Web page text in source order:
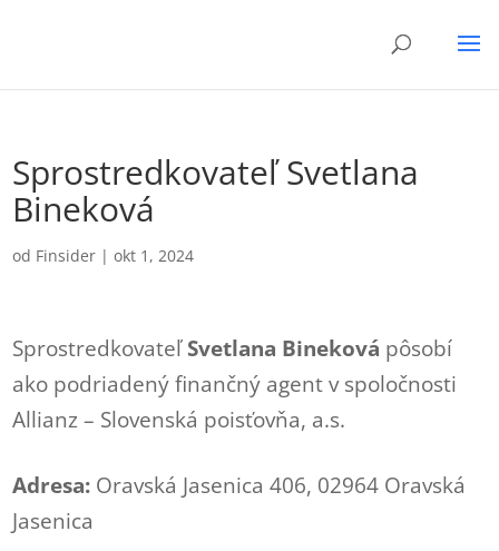
Sprostredkovateľ Svetlana
Bineková
od Finsider |okt 1, 2024
SprostredkovateľSvetlana Bineková pôsobí
ako podriadený finančný agent v spoločnosti
Allianz – Slovenská poisťovňa, a.s.
Adresa: Oravská Jasenica 406, 02964 Oravská
Jasenica